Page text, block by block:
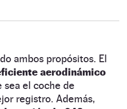
ambos propósitos. El
aerodinámico
sea el coche de
registro. Además,